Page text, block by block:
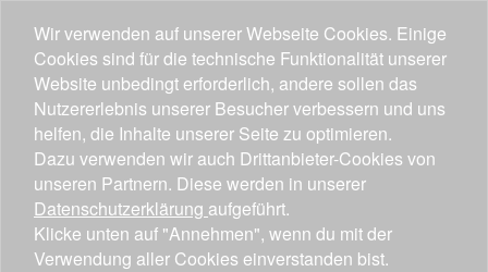
Wir verwenden auf unserer Webseite Cookies. Einige
Cookies sind für die technische Funktionalität unserer
Website unbedingt erforderlich, andere sollen das
Nutzererlebnis unserer Besucher verbessern und uns
helfen, die Inhalte unserer Seite zu optimieren.
Dazu verwenden wir auch Drittanbieter-Cookies von
unseren Partnern. Diese werden in unserer
Datenschutzerklärung aufgeführt.
Klicke unten auf "Annehmen", wenn du mit der
Verwendung aller Cookies einverstanden bist.